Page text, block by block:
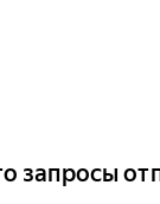
запросы